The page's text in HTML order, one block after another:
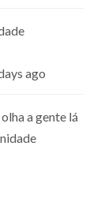
ago
a gente lá